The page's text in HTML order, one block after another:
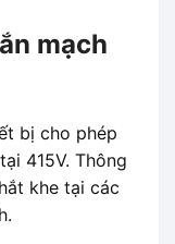
mạch
bị cho phép
415V. Thông
khe tại các